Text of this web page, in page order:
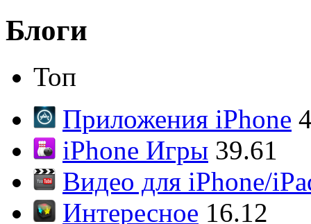
Блоги
Топ
Приложения iPhone
iPhone Игры 39.61
Видео для iPhone/
Интересное 16.12